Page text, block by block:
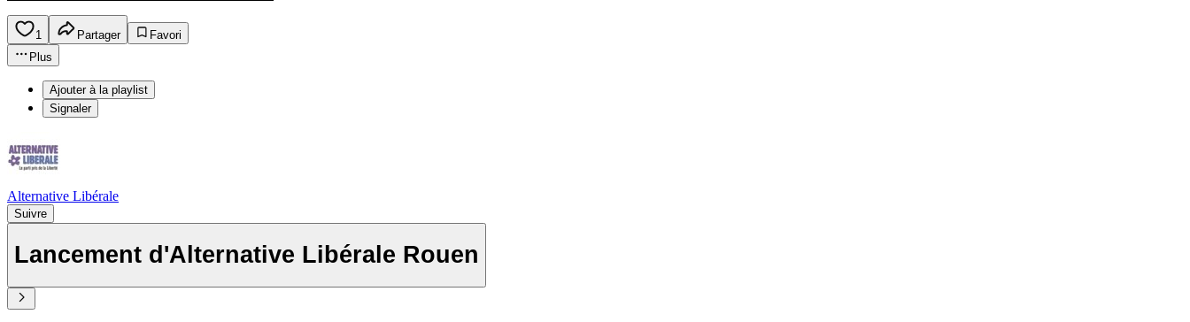
1 Partager
Favori
Plus
Ajouter à la playlist
Signaler
Alternative Libérale
Suivre
Lancement d'Alternative Libérale Rouen